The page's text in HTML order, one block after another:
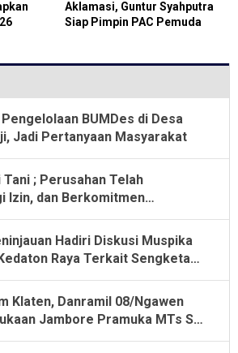
Aklamasi, Guntur Syahputra
Siap Pimpin PAC Pemuda
BUMDes di Desa
Jadi Pertanyaan Masyarakat
Tani ; Perusahan Telah
Izin, dan Berkomitmen
Aturan Yang Berlaku
Hadiri Diskusi Muspika
Raya Terkait Sengketa
Tani Dengan PT. GNS
Klaten, Danramil 08/Ngawen
Jambore Pramuka MTs Se-
2026